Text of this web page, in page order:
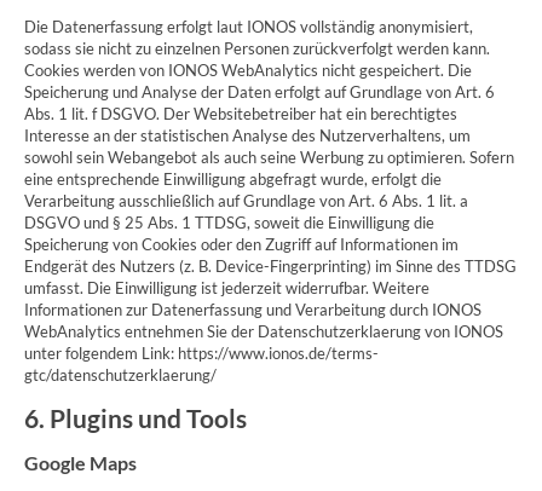
Die Datenerfassung erfolgt laut IONOS vollständig anonymisiert,
sodass sie nicht zu einzelnen Personen zurückverfolgt werden kann.
Cookies werden von IONOS WebAnalytics nicht gespeichert. Die
Speicherung und Analyse der Daten erfolgt auf Grundlage von Art. 6
Abs. 1 lit. f DSGVO. Der Websitebetreiber hat ein berechtigtes
Interesse an der statistischen Analyse des Nutzerverhaltens, um
sowohl sein Webangebot als auch seine Werbung zu optimieren. Sofern
eine entsprechende Einwilligung abgefragt wurde, erfolgt die
Verarbeitung ausschließlich auf Grundlage von Art. 6 Abs. 1 lit. a
DSGVO und § 25 Abs. 1 TTDSG, soweit die Einwilligung die
Speicherung von Cookies oder den Zugriff auf Informationen im
Endgerät des Nutzers (z. B. Device-Fingerprinting) im Sinne des TTDSG
umfasst. Die Einwilligung ist jederzeit widerrufbar. Weitere
Informationen zur Datenerfassung und Verarbeitung durch IONOS
WebAnalytics entnehmen Sie der Datenschutzerklaerung von IONOS
unter folgendem Link: https://www.ionos.de/terms-
gtc/datenschutzerklaerung/
6. Plugins und Tools
Google Maps